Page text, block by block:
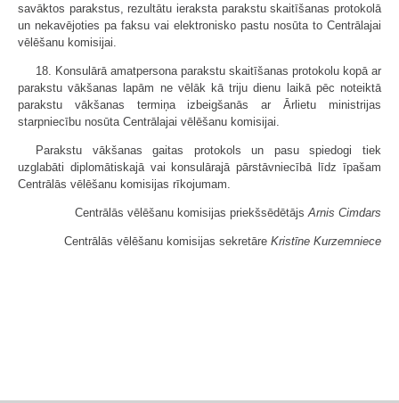
savāktos parakstus, rezultātu ieraksta parakstu skaitīšanas protokolā
un nekavējoties pa faksu vai elektronisko pastu nosūta to Centrālajai
vēlēšanu komisijai.
18. Konsulārā amatpersona parakstu skaitīšanas protokolu kopā ar
parakstu vākšanas lapām ne vēlāk kā triju dienu laikā pēc noteiktā
parakstu vākšanas termiņa izbeigšanās ar Ārlietu ministrijas
starpniecību nosūta Centrālajai vēlēšanu komisijai.
Parakstu vākšanas gaitas protokols un pasu spiedogi tiek
uzglabāti diplomātiskajā vai konsulārajā pārstāvniecībā līdz īpašam
Centrālās vēlēšanu komisijas rīkojumam.
Centrālās vēlēšanu komisijas priekšsēdētājs Arnis Cimdars
Centrālās vēlēšanu komisijas sekretāre Kristīne Kurzemniece